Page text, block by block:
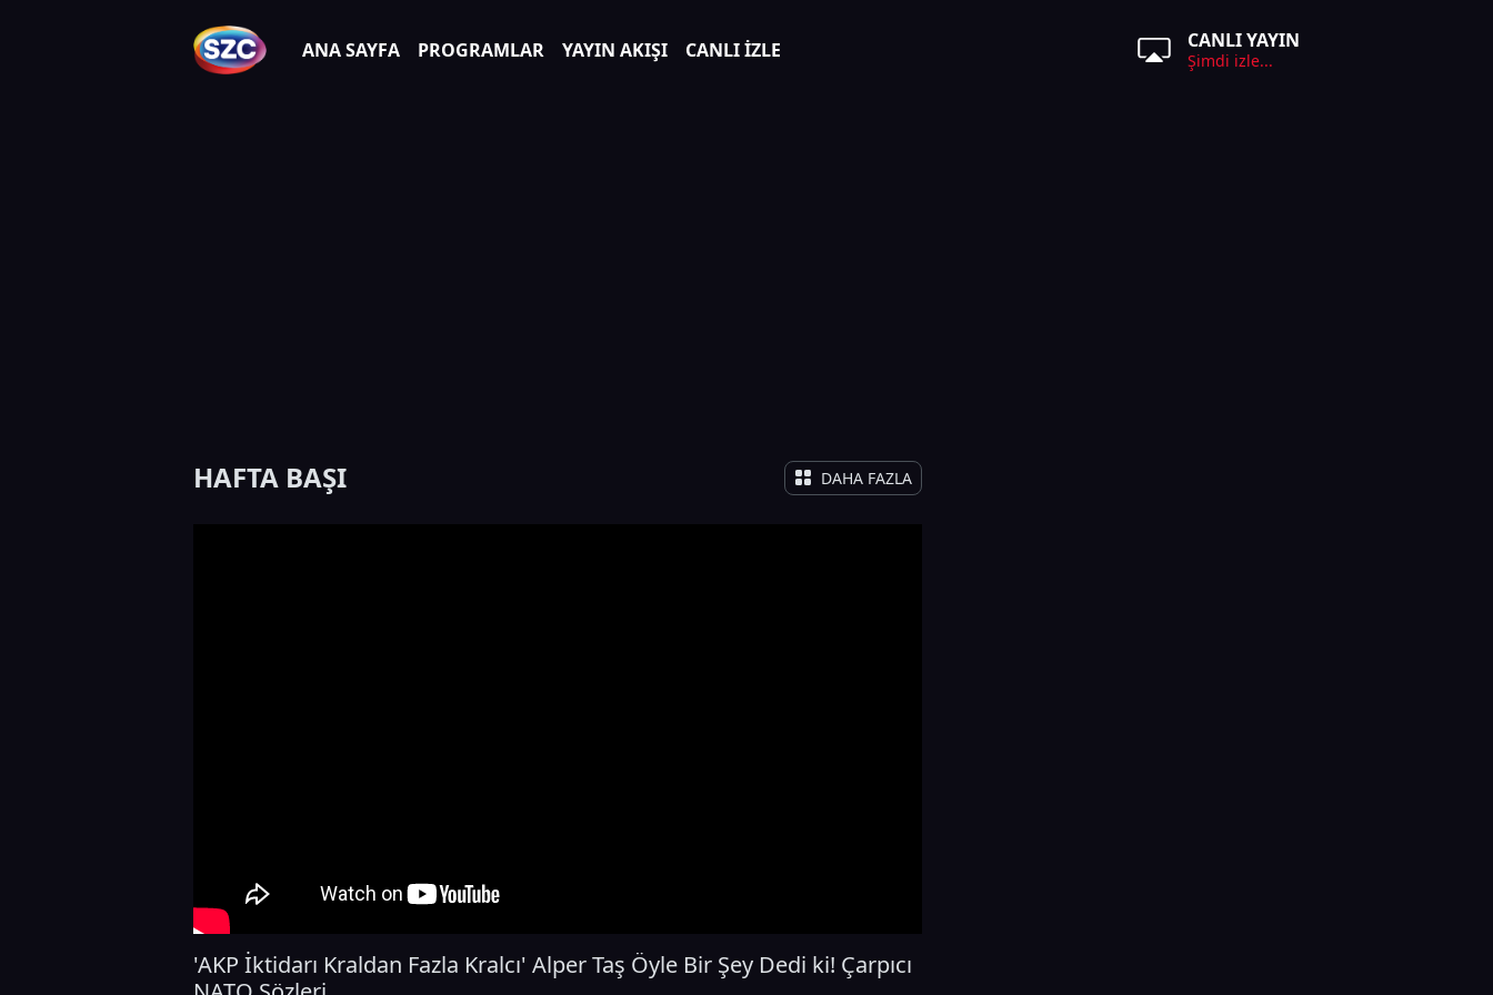
ANA SAYFA PROGRAMLAR YAYIN AKIŞI CANLI İZLE CANLI YAYIN
Şimdi izle...
HAFTA BAŞI DAHA FAZLA
'AKP İktidarı Kraldan Fazla Kralcı' Alper Taş Öyle Bir Şey Dedi ki! Çarpıcı